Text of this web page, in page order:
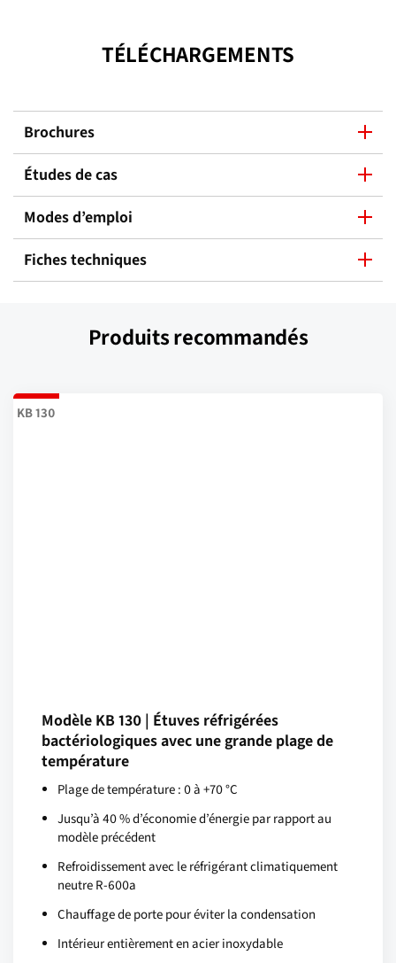
TÉLÉCHARGEMENTS
Brochures
Études de cas
Modes d’emploi
Fiches techniques
Produits recommandés
KB 130
Modèle KB 130 | Étuves réfrigérées
bactériologiques avec une grande plage de
température
Plage de température : 0 à +70 °C
Jusqu’à 40 % d’économie d’énergie par rapport au
modèle précédent
Refroidissement avec le réfrigérant climatiquement
neutre R-600a
Chauffage de porte pour éviter la condensation
Intérieur entièrement en acier inoxydable